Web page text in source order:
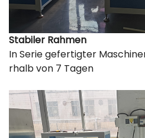
Stabiler Rahmen
In Serie gefertigter
rhalb von 7 Tagen